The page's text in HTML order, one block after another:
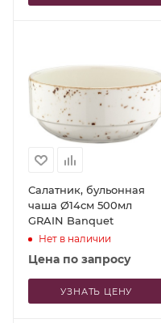
Салатник, бульонная
чаша Ø14см 500мл
GRAIN Banquet
Нет в наличии
Цена по запросу
УЗНАТЬ ЦЕНУ